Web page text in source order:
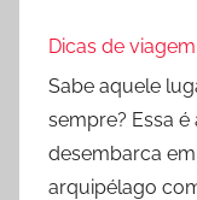
Dicas de
Sabe aquele
sempre? Essa
desembarca
arquipélago